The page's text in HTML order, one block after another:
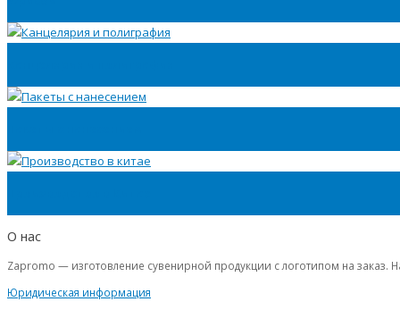
О нас
Zapromo — изготовление сувенирной продукции с логотипом на
Юридическая информация